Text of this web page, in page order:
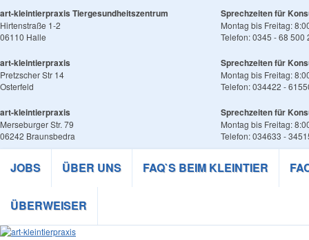
art-kleintierpraxis Tiergesundheitszentrum
Hirtenstraße 1-2
06110 Halle
Sprechzeiten für
Montag bis Freitag:
Telefon: 0345 - 68 500
art-kleintierpraxis
Pretzscher Str 14
Osterfeld
Sprechzeiten für
Montag bis Freitag:
Telefon: 034422 -
art-kleintierpraxis
Merseburger Str. 79
06242 Braunsbedra
Sprechzeiten für
Montag bis Freitag:
Telefon: 034633 -
JOBS ÜBER UNS FAQ`S BEIM KLEINTIER
ÜBERWEISER